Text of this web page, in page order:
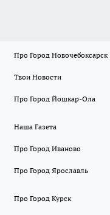
Про Город Новочебоксарск
Твои Новости
Про Город Йошкар-Ола
Наша Газета
Про Город Иваново
Про Город Ярославль
Про Город Курск